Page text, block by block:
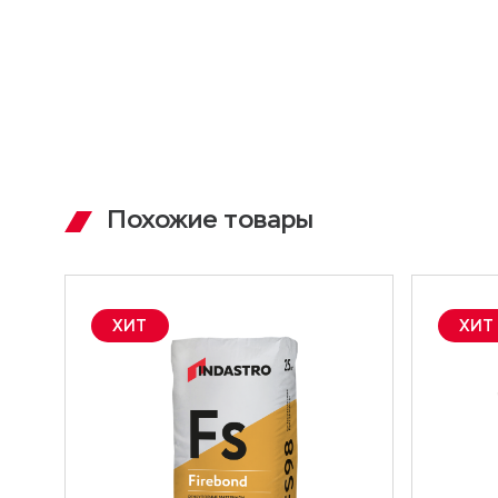
Похожие товары
ХИТ ХИТ